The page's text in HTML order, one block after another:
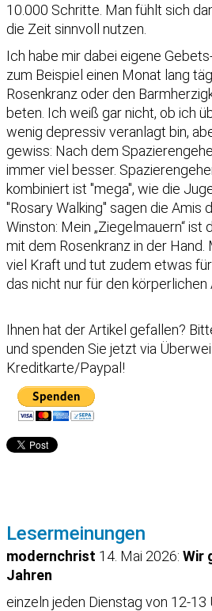
10.000 Schritte. Man fühlt sich
die Zeit sinnvoll nutzen.
Ich habe mir dabei eigene
zum Beispiel einen Monat lang
Rosenkranz oder den
beten. Ich weiß gar nicht, ob ich
wenig depressiv veranlagt bin,
gewiss: Nach dem
immer viel besser.
kombiniert ist "mega", wie die
"Rosary Walking" sagen die Amis
Winston: Mein „Ziegelmauern“ ist
mit dem Rosenkranz in der
viel Kraft und tut zudem etwas
das nicht nur für den körperlichen
Ihnen hat der Artikel gefallen?
und spenden Sie jetzt via
Kreditkarte/Paypal!
Lesermeinungen
modernchrist 14. Mai 2026: Wir
Jahren
einzeln jeden Dienstag von 12-